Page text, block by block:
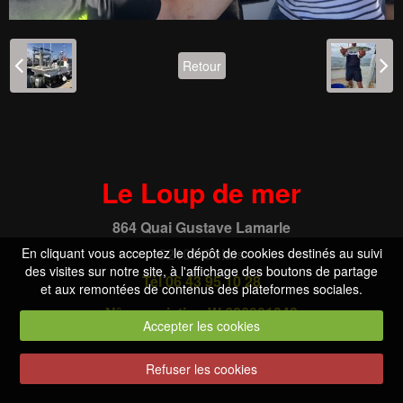
Retour
Le Loup de mer
864 Quai Gustave Lamarle
62100 Calais
Tél 06 43 95 10 28
N° association W 626001343
En cliquant vous acceptez le dépôt de cookies destinés au suivi
des visites sur notre site, à l'affichage des boutons de partage
et aux remontées de contenus des plateformes sociales.
Accepter les cookies
Refuser les cookies